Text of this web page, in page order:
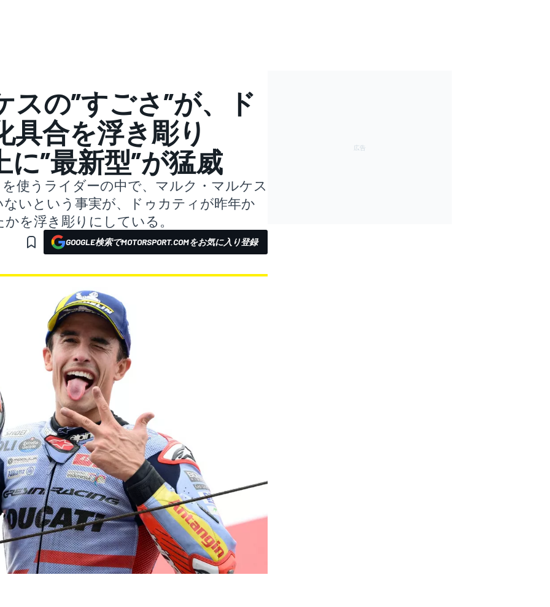
の”すごさ”が、ド
具合を浮き彫り
”最新型”が猛威
使うライダーの中で、マルク・マルケス
いという事実が、ドゥカティが昨年か
を浮き彫りにしている。
GOOGLE検索でMOTORSPORT.COMをお気に入り登録